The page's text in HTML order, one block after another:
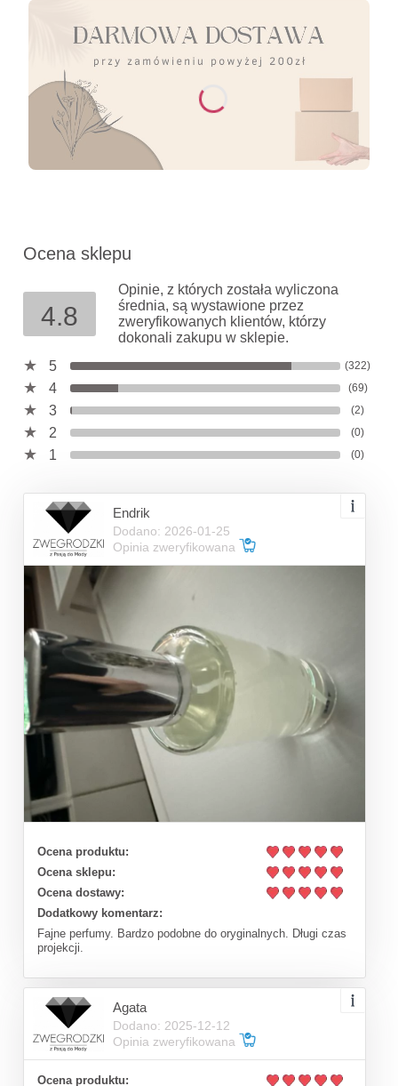
Ocena sklepu
4.8
Opinie, z których została wyliczona
średnia, są wystawione przez
zweryfikowanych klientów, którzy
dokonali zakupu w sklepie.
5
(322)
4 (69)
3 (2)
2 (0)
1 (0)
Endrik
Dodano: 2026-01-25
Opinia zweryfikowana
Ocena produktu:
Ocena sklepu:
Ocena dostawy:
Dodatkowy komentarz:
Fajne perfumy. Bardzo podobne do oryginalnych. Długi czas
projekcji.
Agata
Dodano: 2025-12-12
Opinia zweryfikowana
Ocena produktu: